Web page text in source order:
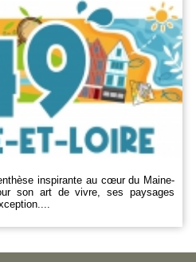
inspirante au cœur du Maine-
son art de vivre, ses paysages